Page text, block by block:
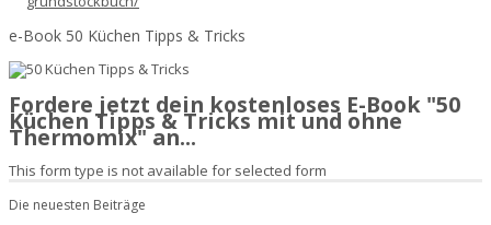
e-Book 50 Küchen Tipps & Tricks
Fordere jetzt dein kostenloses E-Book "50
Küchen Tipps & Tricks mit und ohne
Thermomix" an...
This form type is not available for selected form
Die neuesten Beiträge